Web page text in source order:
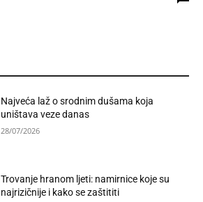
Najveća laž o srodnim dušama koja
uništava veze danas
28/07/2026
Trovanje hranom ljeti: namirnice koje su
najrizičnije i kako se zaštititi